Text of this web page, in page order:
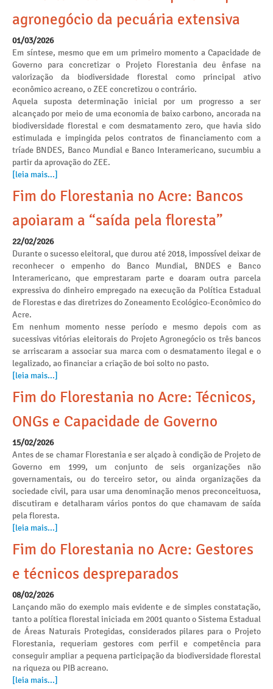
agronegócio da pecuária extensiva
01/03/2026
Em síntese, mesmo que em um primeiro momento a Capacidade de
Governo para concretizar o Projeto Florestania deu ênfase na
valorização da biodiversidade florestal como principal ativo
econômico acreano, o ZEE concretizou o contrário.
Aquela suposta determinação inicial por um progresso a ser
alcançado por meio de uma economia de baixo carbono, ancorada na
biodiversidade florestal e com desmatamento zero, que havia sido
estimulada e impingida pelos contratos de financiamento com a
tríade BNDES, Banco Mundial e Banco Interamericano, sucumbiu a
partir da aprovação do ZEE.
[leia mais...]
Fim do Florestania no Acre: Bancos
apoiaram a “saída pela floresta”
22/02/2026
Durante o sucesso eleitoral, que durou até 2018, impossível deixar de
reconhecer o empenho do Banco Mundial, BNDES e Banco
Interamericano, que emprestaram parte e doaram outra parcela
expressiva do dinheiro empregado na execução da Política Estadual
de Florestas e das diretrizes do Zoneamento Ecológico-Econômico do
Acre.
Em nenhum momento nesse período e mesmo depois com as
sucessivas vitórias eleitorais do Projeto Agronegócio os três bancos
se arriscaram a associar sua marca com o desmatamento ilegal e o
legalizado, ao financiar a criação de boi solto no pasto.
[leia mais...]
Fim do Florestania no Acre: Técnicos,
ONGs e Capacidade de Governo
15/02/2026
Antes de se chamar Florestania e ser alçado à condição de Projeto de
Governo em 1999, um conjunto de seis organizações não
governamentais, ou do terceiro setor, ou ainda organizações da
sociedade civil, para usar uma denominação menos preconceituosa,
discutiram e detalharam vários pontos do que chamavam de saída
pela floresta.
[leia mais...]
Fim do Florestania no Acre: Gestores
e técnicos despreparados
08/02/2026
Lançando mão do exemplo mais evidente e de simples constatação,
tanto a política florestal iniciada em 2001 quanto o Sistema Estadual
de Áreas Naturais Protegidas, considerados pilares para o Projeto
Florestania, requeriam gestores com perfil e competência para
conseguir ampliar a pequena participação da biodiversidade florestal
na riqueza ou PIB acreano.
[leia mais...]